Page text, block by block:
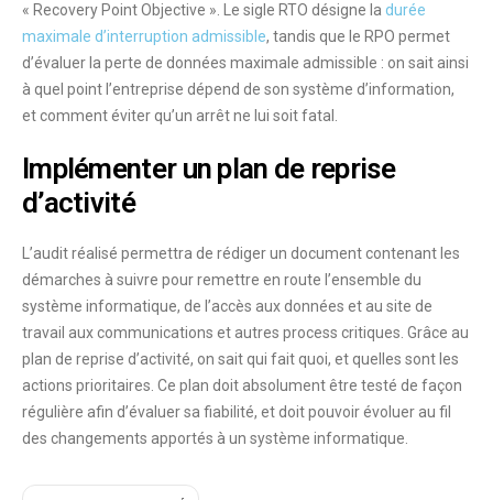
« Recovery Point Objective ». Le sigle RTO désigne la durée
maximale d’interruption admissible, tandis que le RPO permet
d’évaluer la perte de données maximale admissible : on sait ainsi
à quel point l’entreprise dépend de son système d’information,
et comment éviter qu’un arrêt ne lui soit fatal.
Implémenter un plan de reprise
d’activité
L’auditréalisé permettra de rédiger un document contenant les
démarches à suivre pour remettre en route l’ensemble du
système informatique, de l’accès aux données et au site de
travail aux communications et autres process critiques. Grâce au
plan de reprise d’activité, on sait qui fait quoi, et quelles sont les
actions prioritaires. Ce plan doit absolument être testé de façon
régulière afin d’évaluer sa fiabilité, et doit pouvoirévoluer au fil
des changements apportés à un système informatique.